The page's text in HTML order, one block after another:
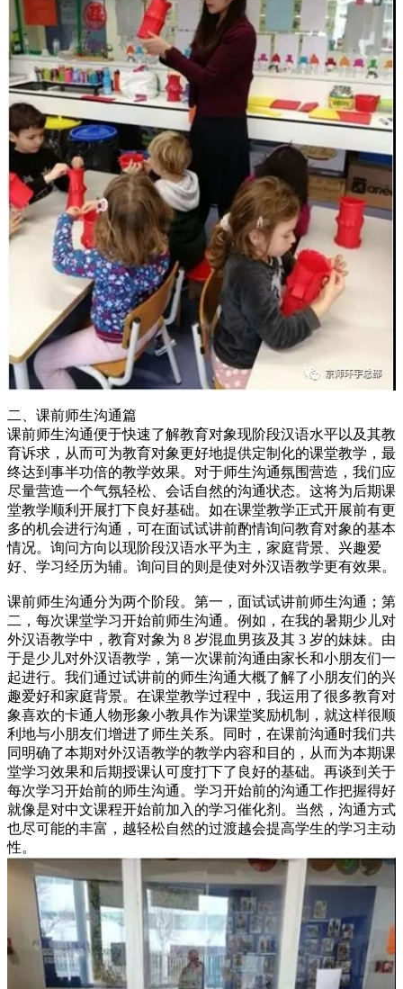
二、课前师生沟通篇
课前师生沟通便于快速了解教育对象现阶段汉语水平以及其教
育诉求，从而可为教育对象更好地提供定制化的课堂教学，最
终达到事半功倍的教学效果。对于师生沟通氛围营造，我们应
尽量营造一个气氛轻松、会话自然的沟通状态。这将为后期课
堂教学顺利开展打下良好基础。如在课堂教学正式开展前有更
多的机会进行沟通，可在面试试讲前酌情询问教育对象的基本
情况。询问方向以现阶段汉语水平为主，家庭背景、兴趣爱
好、学习经历为辅。询问目的则是使对外汉语教学更有效果。
课前师生沟通分为两个阶段。第一，面试试讲前师生沟通；第
二，每次课堂学习开始前师生沟通。例如，在我的暑期少儿对
外汉语教学中，教育对象为 8 岁混血男孩及其 3 岁的妹妹。由
于是少儿对外汉语教学，第一次课前沟通由家长和小朋友们一
起进行。我们通过试讲前的师生沟通大概了解了小朋友们的兴
趣爱好和家庭背景。在课堂教学过程中，我运用了很多教育对
象喜欢的卡通人物形象小教具作为课堂奖励机制，就这样很顺
利地与小朋友们增进了师生关系。同时，在课前沟通时我们共
同明确了本期对外汉语教学的教学内容和目的，从而为本期课
堂学习效果和后期授课认可度打下了良好的基础。再谈到关于
每次学习开始前的师生沟通。学习开始前的沟通工作把握得好
就像是对中文课程开始前加入的学习催化剂。当然，沟通方式
也尽可能的丰富，越轻松自然的过渡越会提高学生的学习主动
性。